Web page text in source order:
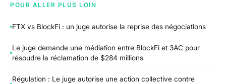
POUR ALLER PLUS LOIN
FTX vs BlockFi : un juge autorise la reprise des négociations
Le juge demande une médiation entre BlockFi et 3AC pour
résoudre la réclamation de $284 millions
Régulation : Le juge autorise une action collective contre